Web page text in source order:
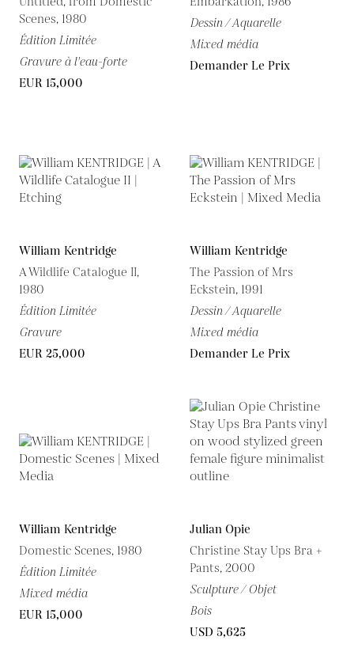
Scenes, 1980
Édition Limitée
Gravure à l'eau-forte
EUR 15,000
Dessin / Aquarelle
Mixed média
Demander Le Prix
William Kentridge
A Wildlife Catalogue II,
1980
Édition Limitée
Gravure
EUR 25,000
William Kentridge
The Passion of Mrs
Eckstein, 1991
Dessin / Aquarelle
Mixed média
Demander Le Prix
William Kentridge
Domestic Scenes, 1980
Édition Limitée
Mixed média
EUR 15,000
Julian Opie
Christine Stay Ups Bra +
Pants, 2000
Sculpture / Objet
Bois
USD 5,625